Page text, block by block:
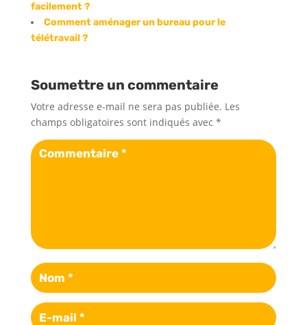
facilement ?
Comment aménager un bureau pour le
télétravail ?
Soumettre un commentaire
Votre adresse e-mail ne sera pas publiée. Les
champs obligatoires sont indiqués avec *